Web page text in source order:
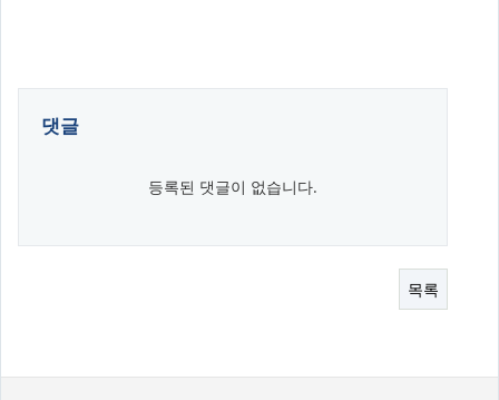
댓글
등록된 댓글이 없습니다.
목록